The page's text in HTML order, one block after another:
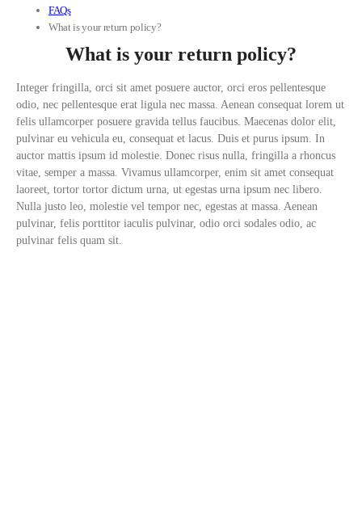
FAQs
What is your return policy?
What is your return policy?
Integer fringilla, orci sit amet posuere auctor, orci eros pellentesque
odio, nec pellentesque erat ligula nec massa. Aenean consequat lorem ut
felis ullamcorper posuere gravida tellus faucibus. Maecenas dolor elit,
pulvinar eu vehicula eu, consequat et lacus. Duis et purus ipsum. In
auctor mattis ipsum id molestie. Donec risus nulla, fringilla a rhoncus
vitae, semper a massa. Vivamus ullamcorper, enim sit amet consequat
laoreet, tortor tortor dictum urna, ut egestas urna ipsum nec libero.
Nulla justo leo, molestie vel tempor nec, egestas at massa. Aenean
pulvinar, felis porttitor iaculis pulvinar, odio orci sodales odio, ac
pulvinar felis quam sit.